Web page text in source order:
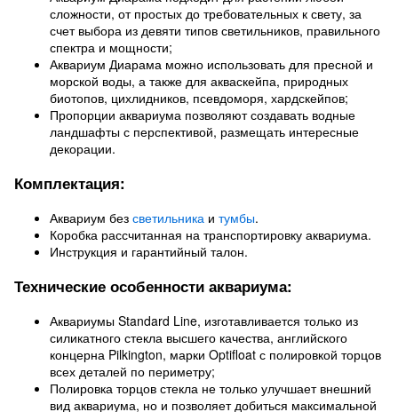
сложности, от простых до требовательных к свету, за
счет выбора из девяти типов светильников, правильного
спектра и мощности;
Аквариум Диарама можно использовать для пресной и
морской воды, а также для акваскейпа, природных
биотопов, цихлидников, псевдоморя, хардскейпов;
Пропорции аквариума позволяют создавать водные
ландшафты с перспективой, размещать интересные
декорации.
Комплектация:
Аквариум без светильника и тумбы.
Коробка рассчитанная на транспортировку аквариума.
Инструкция и гарантийный талон.
Технические особенности аквариума:
Аквариумы Standard Line, изготавливается только из
силикатного стекла высшего качества, английского
концерна Pilkington, марки Optifloat с полировкой торцов
всех деталей по периметру;
Полировка торцов стекла не только улучшает внешний
вид аквариума, но и позволяет добиться максимальной